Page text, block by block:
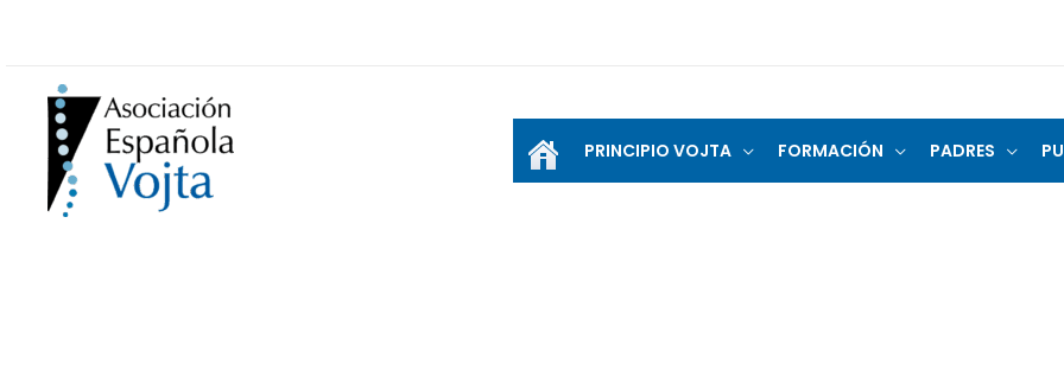
PRINCIPIO VOJTA FORMACIÓN PADRES